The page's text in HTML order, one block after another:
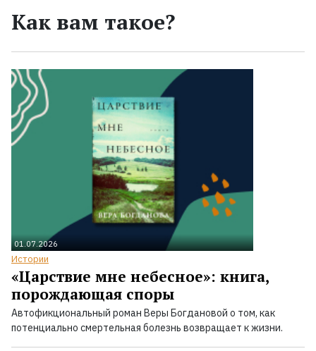
Как вам такое?
01.07.2026
Истории
«Царствие мне небесное»: книга,
порождающая споры
Автофикциональный роман Веры Богдановой о том, как
потенциально смертельная болезнь возвращает к жизни.